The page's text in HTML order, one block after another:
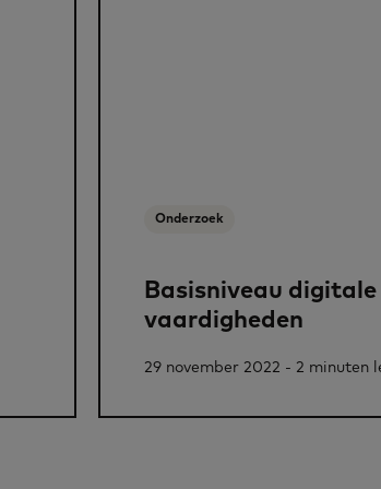
Onderzoek
Basisniveau digitale
vaardigheden
29 november 2022 - 2 minuten